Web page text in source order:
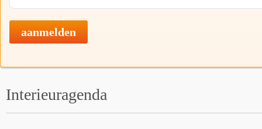
aanmelden
Interieuragenda